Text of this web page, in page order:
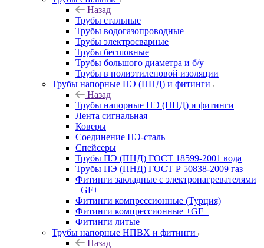
Назад
Трубы стальные
Трубы водогазопроводные
Трубы электросварные
Трубы бесшовные
Трубы большого диаметра и б/у
Трубы в полиэтиленовой изоляции
Трубы напорные ПЭ (ПНД) и фитинги
Назад
Трубы напорные ПЭ (ПНД) и фитинги
Лента сигнальная
Коверы
Соединение ПЭ-сталь
Спейсеры
Трубы ПЭ (ПНД) ГОСТ 18599-2001 вода
Трубы ПЭ (ПНД) ГОСТ Р 50838-2009 газ
Фитинги закладные с электронагревателями
+GF+
Фитинги компрессионные (Турция)
Фитинги компрессионные +GF+
Фитинги литые
Трубы напорные НПВХ и фитинги
Назад